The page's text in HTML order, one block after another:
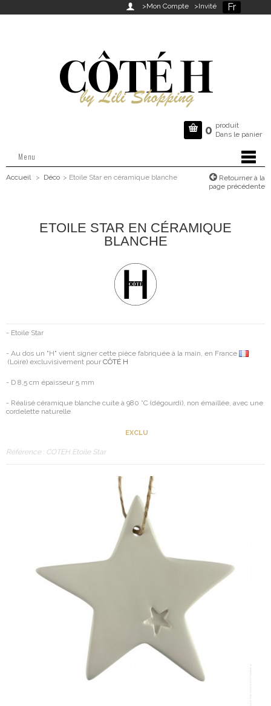
Fr
 >Mon Compte >Invité
 0 produit
Dans le panier
Menu
Accueil > Déco > Etoile Star en céramique blanche
Retourner à la
page précédente
ETOILE STAR EN CÉRAMIQUE
BLANCHE
- Etoile Star
- Au dos un "H" vient signer cette pièce fabriquée à la main, en France
(Loire) excluvisivement pour CÔTÉ H
- D 8,5 cm épaisseur 5 mm
- Réalisé céramique blanche cuite à 980 °C (dégourdi), non émaillée, avec une
cordelette naturelle
EXCLU
Référence : COTEH Etoile Star